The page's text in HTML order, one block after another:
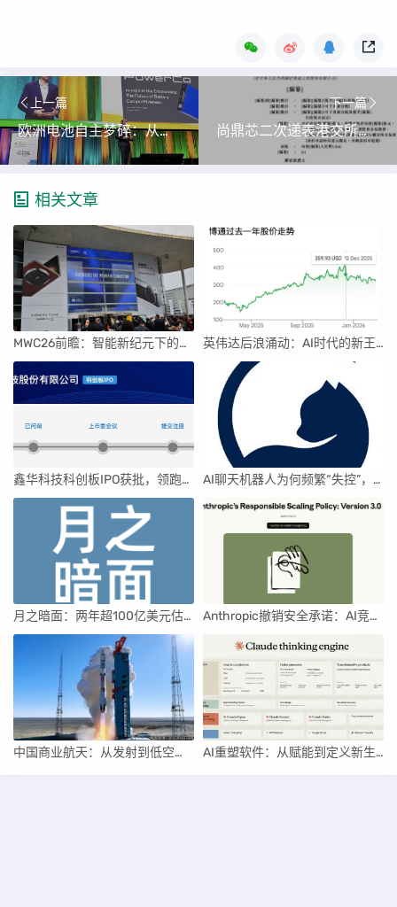
上一篇
欧洲电池自主梦碎：从雄心勃勃到步履蹒跚
下一篇
尚鼎芯二次递表港交所，聚焦功率半导体MOSFET市场
相关文章
MWC26前瞻：智能新纪元下的科技盛宴 英伟达后浪涌动：AI时代的新王者与隐忧
鑫华科技科创板IPO获批，领跑国内半导体材料市场 AI聊天机器人为何频繁“失控”，背后原因及解决方案解析
月之暗面：两年超100亿美元估值，K2.5引领AI新纪元 Anthropic撤销安全承诺：AI竞赛中的伦理与商业博弈
中国商业航天：从发射到低空经济，全面加速 AI重塑软件：从赋能到定义新生产关系